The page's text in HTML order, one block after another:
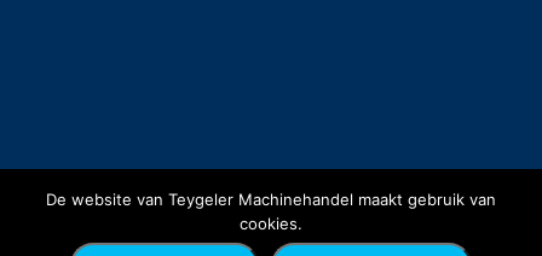
De website van Teygeler Machinehandel maakt gebruik van
cookies.